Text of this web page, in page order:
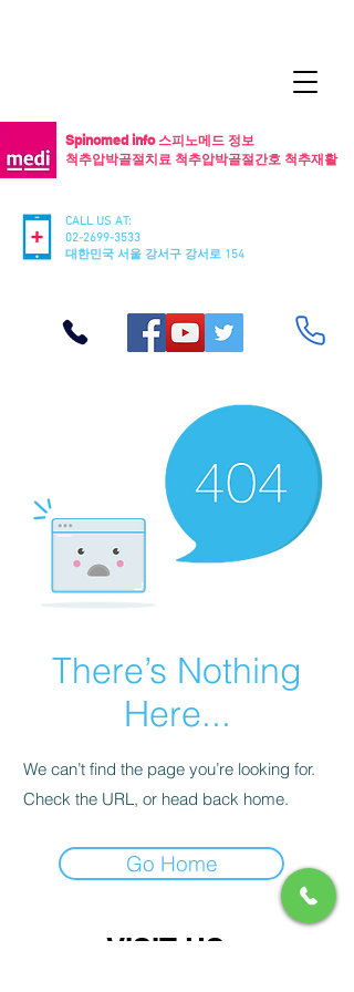
CALL US AT:
02-2699-3533
​대한민국 서울 강서구 강서로 154
Spinomed info 스피노메드 정보
척추압박골절치료 척추압박골절간호 척추재활
There’s Nothing
Here...
We can’t find the page you’re looking for.
Check the URL, or head back home.
Go Home
VISIT US